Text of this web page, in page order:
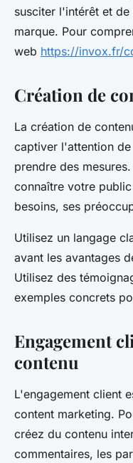
susciter l'intérêt et
marque. Pour
web https://invox.fr/
Création de
La création de
captiver l'attention
prendre des
connaître votre
besoins, ses
Utilisez un langage
avant les avantages
Utilisez des
exemples concrets
Engagement
contenu
L'engagement client
content marketing.
créez du contenu
commentaires, les